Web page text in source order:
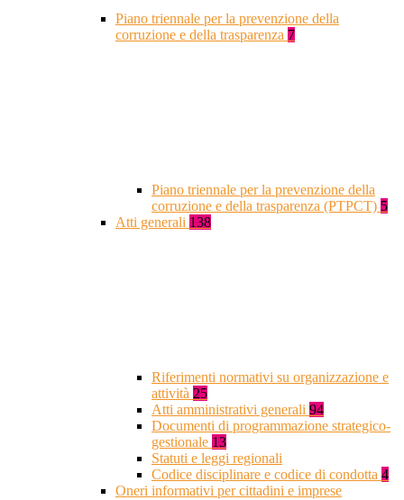
Piano triennale per la prevenzione della
corruzione e della trasparenza 7
Piano triennale per la prevenzione della
corruzione e della trasparenza (PTPCT) 5
Atti generali 138
Riferimenti normativi su organizzazione e
attività 25
Atti amministrativi generali 94
Documenti di programmazione strategico-
gestionale 13
Statuti e leggi regionali
Codice disciplinare e codice di condotta 4
Oneri informativi per cittadini e imprese